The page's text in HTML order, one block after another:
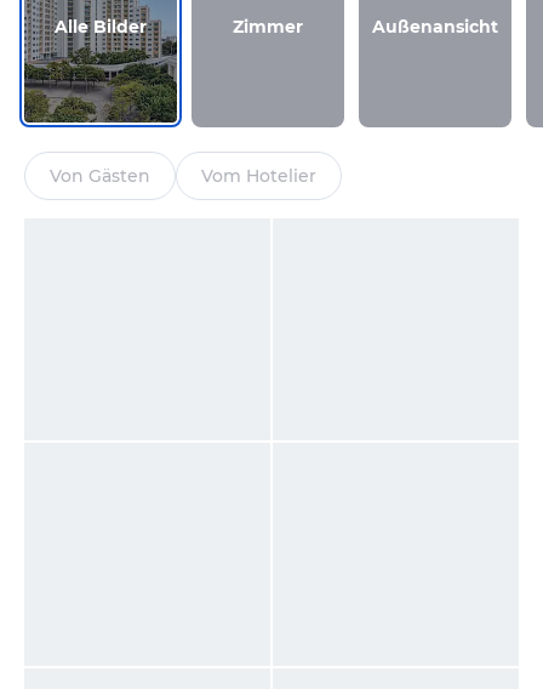
Alle Bilder Zimmer Außenansicht
Von Gästen Vom Hotelier